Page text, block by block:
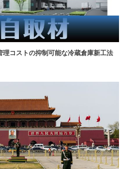
理コストの抑制可能な冷蔵倉庫新工法